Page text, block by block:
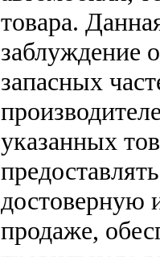
товара.
заблуждение
запасных
указанных
достоверную
продаже,